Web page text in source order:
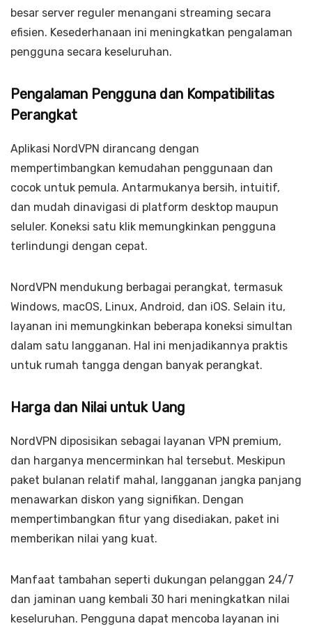
besar server reguler menangani streaming secara
efisien. Kesederhanaan ini meningkatkan pengalaman
pengguna secara keseluruhan.
Pengalaman Pengguna dan Kompatibilitas
Perangkat
Aplikasi NordVPN dirancang dengan
mempertimbangkan kemudahan penggunaan dan
cocok untuk pemula. Antarmukanya bersih, intuitif,
dan mudah dinavigasi di platform desktop maupun
seluler. Koneksi satu klik memungkinkan pengguna
terlindungi dengan cepat.
NordVPN mendukung berbagai perangkat, termasuk
Windows, macOS, Linux, Android, dan iOS. Selain itu,
layanan ini memungkinkan beberapa koneksi simultan
dalam satu langganan. Hal ini menjadikannya praktis
untuk rumah tangga dengan banyak perangkat.
Harga dan Nilai untuk Uang
NordVPN diposisikan sebagai layanan VPN premium,
dan harganya mencerminkan hal tersebut. Meskipun
paket bulanan relatif mahal, langganan jangka panjang
menawarkan diskon yang signifikan. Dengan
mempertimbangkan fitur yang disediakan, paket ini
memberikan nilai yang kuat.
Manfaat tambahan seperti dukungan pelanggan 24/7
dan jaminan uang kembali 30 hari meningkatkan nilai
keseluruhan. Pengguna dapat mencoba layanan ini